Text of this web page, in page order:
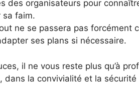
des organisateurs pour
sa faim.
ne se passera pas forcément
ses plans si nécessaire.
il ne vous reste plus qu’à
dans la convivialité et la sécurité